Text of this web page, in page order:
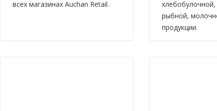
всех магазинах Auchan Retail.
рыбной,
продукции.